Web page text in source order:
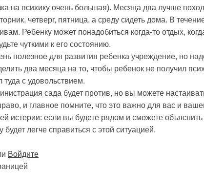
на психику очень большая). Месяца два лучше
четверг, пятница, а среду сидеть дома. В
Ребенку может понадобиться когда-то отдых,
чуткими к его состоянию.
полезное для развития ребенка учреждение, но
два месяца на то, чтобы ребенок не получил
с удовольствием.
сада будет против, но вы можете
и главное помните, что это важно для вас и
истерии: если вы будете рядом и сможете объяснить
будет легче справиться с этой ситуацией.
Войдите